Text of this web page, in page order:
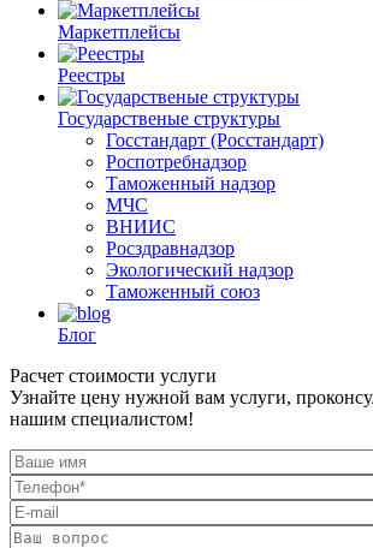
Маркетплейсы
Реестры
Государственые структуры
Госстандарт (Росстандарт)
Роспотребнадзор
Таможенный надзор
МЧС
ВНИИС
Росздравнадзор
Экологический надзор
Таможенный союз
Блог
Расчет стоимости услуги
Узнайте цену нужной вам услуги,
нашим специалистом!